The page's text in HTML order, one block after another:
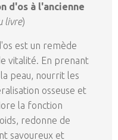
d'os à l'ancienne
livre)
est un remède
vitalité. En prenant
peau, nourrit les
osseuse et
la fonction
redonne de
savoureux et